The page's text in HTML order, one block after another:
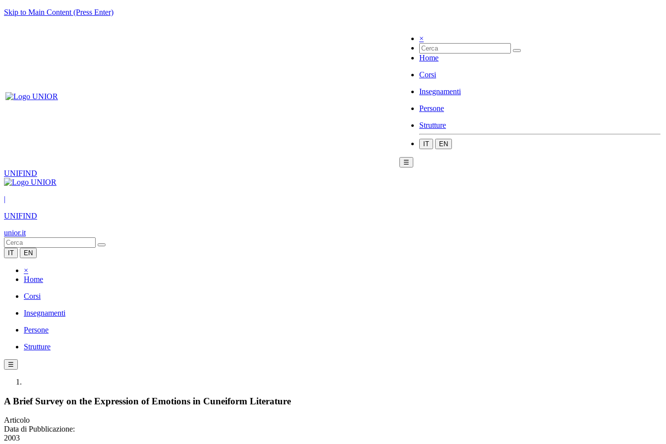
Skip to Main Content (Press Enter)
×
Home
Corsi
Insegnamenti
Persone
Strutture
IT EN
☰
UNIFIND
|
UNIFIND
unior.it
IT EN
×
Home
Corsi
Insegnamenti
Persone
Strutture
☰
A Brief Survey on the Expression of Emotions in Cuneiform Literature
Articolo
Data di Pubblicazione:
2003